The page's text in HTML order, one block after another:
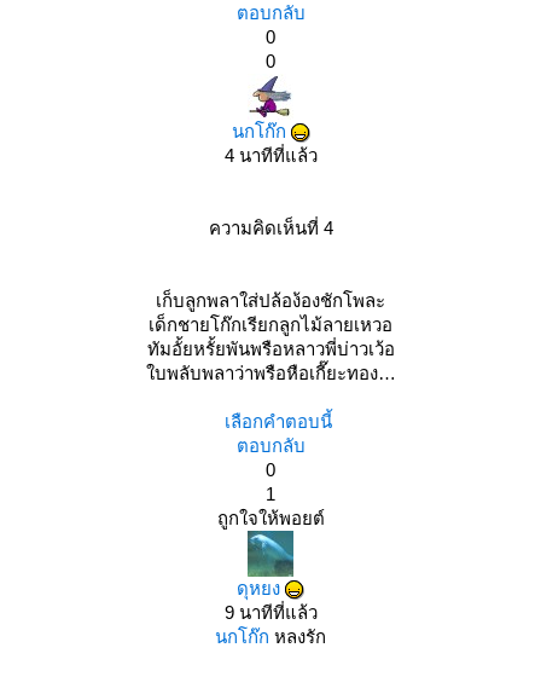
ตอบกลับ
0
0
นกโก๊ก
4 นาทีที่แล้ว
ความคิดเห็นที่ 4
เก็บลูกพลาใส่ปล้อง้องชักโพละ
เด็กชายโก๊กเรียกลูกไม้ลายเหวอ
ทัมอั้ยหรั้ยพันพรือหลาวพี่บ่าวเว้อ
บพลับพลาว่าพรือหือเกี๊ยะทอง
เลือกคำตอบนี้
ตอบกลับ
0
1
ถูกใจให้พอยต์
ดุหยง
9 นาทีที่แล้ว
นกโก๊ก หลงรัก